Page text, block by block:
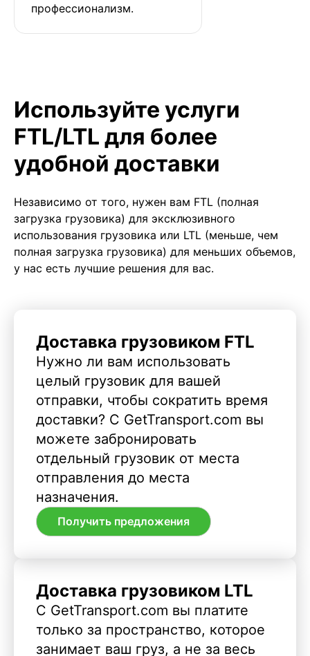
профессионализм.
Используйте услуги
FTL/LTL для более
удобной доставки
Независимо от того, нужен вам FTL (полная
загрузка грузовика) для эксклюзивного
использования грузовика или LTL (меньше, чем
полная загрузка грузовика) для меньших объемов,
у нас есть лучшие решения для вас.
Доставка грузовиком FTL
Нужно ли вам использовать
целый грузовик для вашей
отправки, чтобы сократить время
доставки? С GetTransport.com вы
можете забронировать
отдельный грузовик от места
отправления до места
назначения.
Получить предложения
Доставка грузовиком LTL
С GetTransport.com вы платите
только за пространство, которое
занимает ваш груз, а не за весь